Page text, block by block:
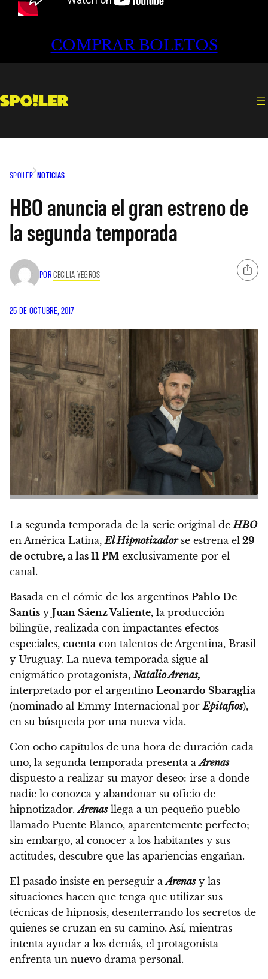
COMPRAR BOLETOS
SPOILER NOTICIAS
HBO anuncia el gran estreno de
la segunda temporada
PORCECILIA YEGROS
25 DE OCTUBRE, 2017
La segunda temporada de la serie original deHBO
en América Latina,El Hipnotizadorse estrena el 29
de octubre, a las 11 PM exclusivamente por el
canal.
Basada en el cómic de los argentinos Pablo De
Santis y Juan Sáenz Valiente, la producción
bilingüe, realizada con impactantes efectos
especiales, cuenta con talentos de Argentina, Brasil
y Uruguay. La nueva temporada sigue al
enigmático protagonista, Natalio Arenas,
interpretado por el argentino Leonardo Sbaraglia
(nominado al Emmy Internacional porEpitafios),
en su búsqueda por una nueva vida.
Con ocho capítulos de una hora de duración cada
uno, la segunda temporada presenta aArenas
dispuesto a realizar su mayor deseo: irse a donde
nadie lo conozca y abandonar su oficio de
hipnotizador. Arenasllega a un pequeño pueblo
llamado Puente Blanco, aparentemente perfecto;
sin embargo, al conocer a los habitantes y sus
actitudes, descubre que las apariencias engañan.
El pasado insiste en perseguir aArenasy las
situaciones hacen que tenga que utilizar sus
técnicas de hipnosis, desenterrando los secretos de
quienes se cruzan en su camino. Así, mientras
intenta ayudar a los demás, el protagonista
enfrenta un nuevo drama personal.